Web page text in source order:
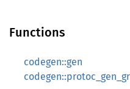
Functions
codegen::gen